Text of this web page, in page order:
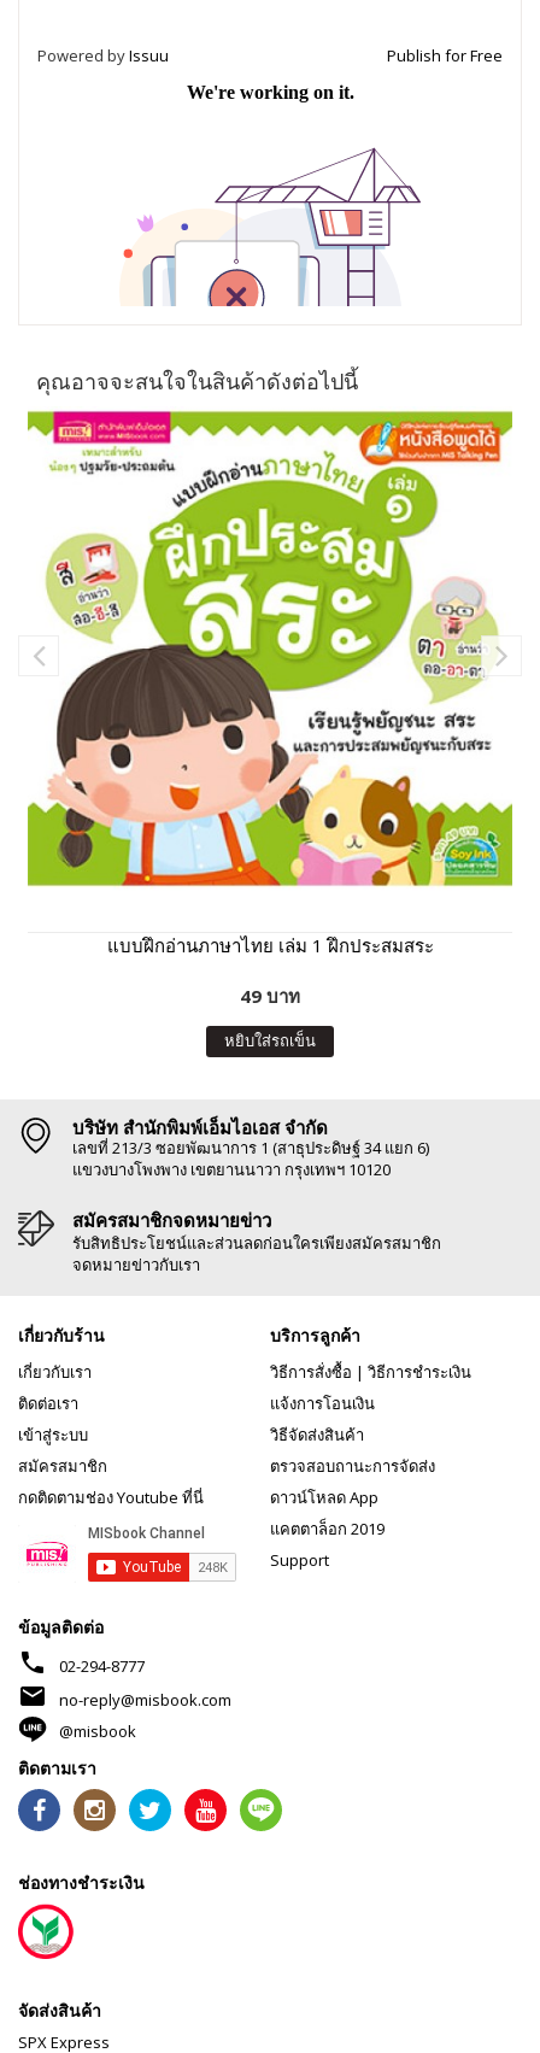
Powered byIssuu Publish for Free
คุณอาจจะสนใจในสินค้าดังต่อไปนี้
แบบฝึกอ่านภาษาไทย เล่ม 1 ฝึกประสมสระ
49 บาท
หยิบใส่รถเข็น
บริษัท สำนักพิมพ์เอ็มไอเอส จำกัด
เลขที่ 213/3 ซอยพัฒนาการ 1 (สาธุประดิษฐ์ 34 แยก 6)
แขวงบางโพงพาง เขตยานนาวา กรุงเทพฯ 10120
สมัครสมาชิกจดหมายข่าว
รับสิทธิประโยชน์และส่วนลดก่อนใครเพียงสมัครสมาชิก
จดหมายข่าวกับเรา
เกี่ยวกับร้าน
เกี่ยวกับเรา
ติดต่อเรา
เข้าสู่ระบบ
สมัครสมาชิก
กดติดตามช่อง Youtube ที่นี่
บริการลูกค้า
วิธีการสั่งซื้อ | วิธีการชำระเงิน
แจ้งการโอนเงิน
วิธีจัดส่งสินค้า
ตรวจสอบถานะการจัดส่ง
ดาวน์โหลด App
แคตตาล็อก 2019
Support
ข้อมูลติดต่อ
phone 02-294-8777
mail
no-reply@misbook.com
@misbook
ติดตามเรา
ช่องทางชำระเงิน
จัดส่งสินค้า
SPX Express